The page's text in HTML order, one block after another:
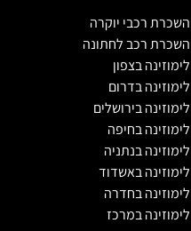
השכרת רכבי יוקרה
השכרת רכב לחתונה
לימוזינה בצפון
לימוזינה בדרום
לימוזינה בירושלים
לימוזינה בחיפה
לימוזינה בנתניה
לימוזינה באשדוד
לימוזינה בחדרה
לימוזינה במרכז